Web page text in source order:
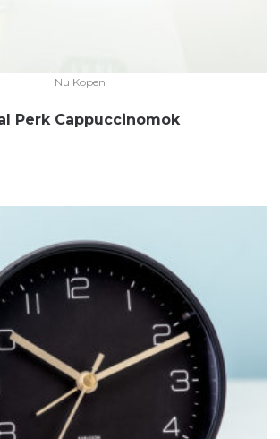
Nu Kopen
Perk Cappuccinomok